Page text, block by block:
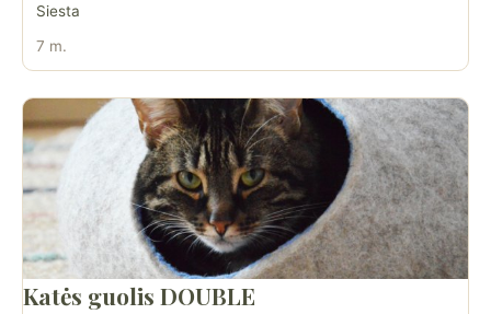
Siesta
7 m.
Katės guolis DOUBLE